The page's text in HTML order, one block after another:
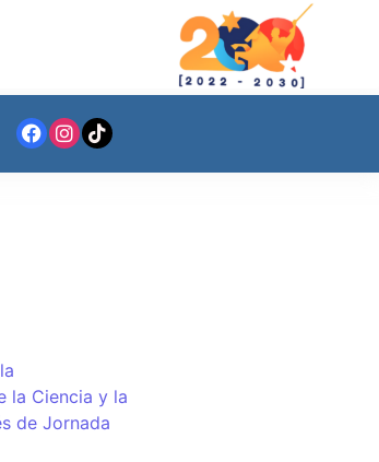
la Ciencia y la
de Jornada